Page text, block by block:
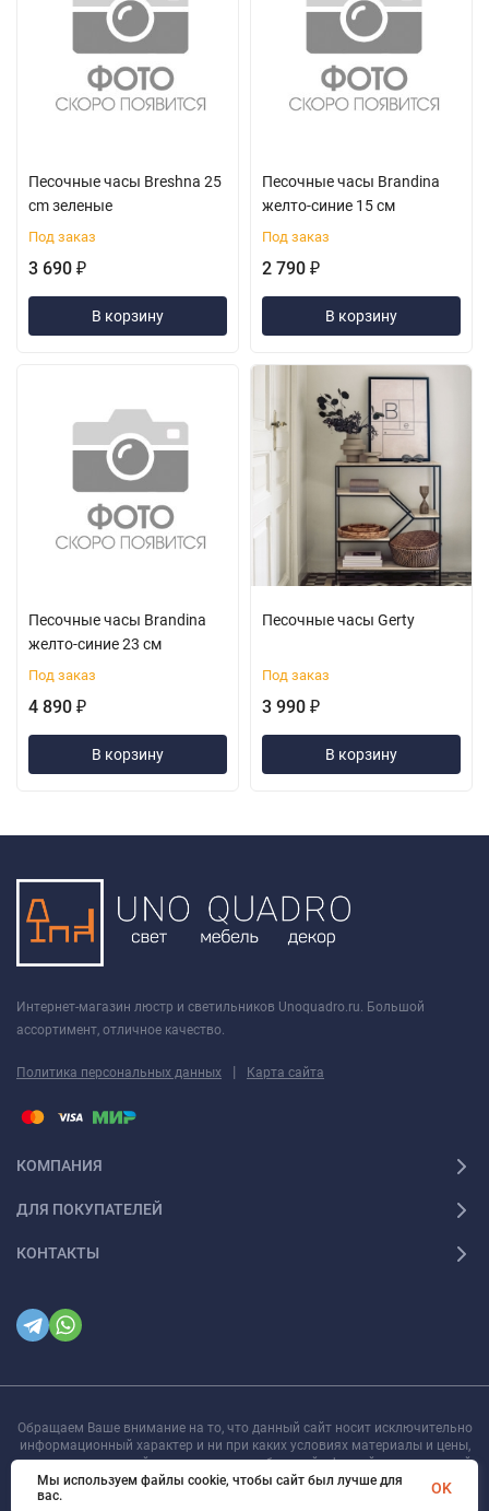
Песочные часы Breshna 25
cm зеленые
Под заказ
3 690 ₽
В корзину
Песочные часы Brandina
желто-синие 15 см
Под заказ
2 790 ₽
В корзину
Песочные часы Brandina
желто-синие 23 см
Под заказ
4 890 ₽
В корзину
Песочные часы Gerty
Под заказ
3 990 ₽
В корзину
Интернет-магазин люстр и светильников Unoquadro.ru. Большой
ассортимент, отличное качество.
Политика персональных данных | Карта сайта
КОМПАНИЯ
ДЛЯ ПОКУПАТЕЛЕЙ
КОНТАКТЫ
Обращаем Ваше внимание на то, что данный сайт носит исключительно
информационный характер и ни при каких условиях материалы и цены,
размещенные на сайте, не являются публичной офертой, определяемой
положениями Статьи 437
Мы используем файлы cookie, чтобы сайт был лучше для
вас.
OK